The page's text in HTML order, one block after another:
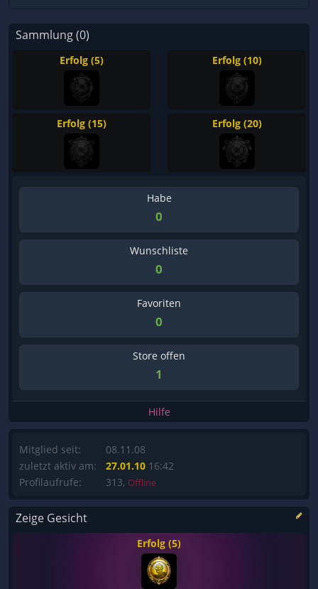
Sammlung (0)
Erfolg (5) Erfolg (10)
Erfolg (15) Erfolg (20)
Habe
0
Wunschliste
0
Favoriten
0
Store offen
1
Hilfe
Mitglied seit:
zuletzt aktiv am:
Profilaufrufe:
08.11.08
27.01.10 16:42
313, Offline
Zeige Gesicht
Erfolg (5)